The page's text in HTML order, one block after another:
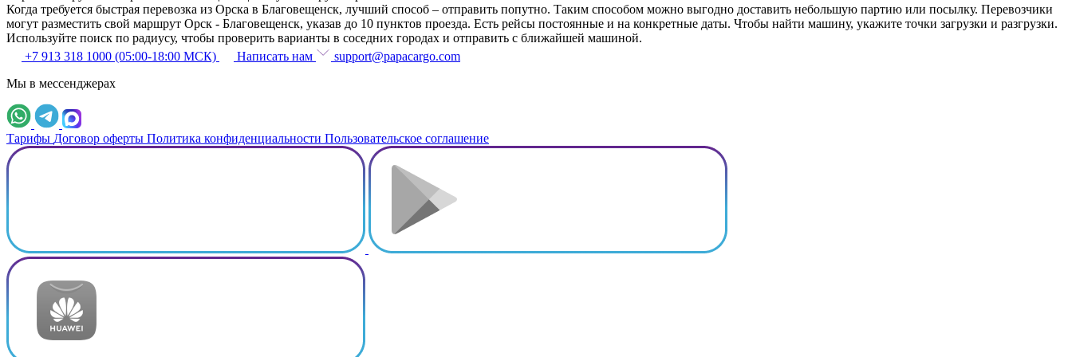
Когда требуется быстрая перевозка из Орска в Благовещенск, лучший способ – отправить попутно. Таким способом можно выгодно доставить небольшую партию или посылку. Перевозчики
могут разместить свой маршрут Орск - Благовещенск, указав до 10 пунктов проезда. Есть рейсы постоянные и на конкретные даты. Чтобы найти машину, укажите точки загрузки и разгрузки.
Используйте поиск по радиусу, чтобы проверить варианты в соседних городах и отправить с ближайшей машиной.
+7 913 318 1000 (05:00-18:00 МСК)
Написать нам
support@papacargo.com
Мы в мессенджерах
Тарифы Договор оферты Политика конфиденциальности Пользовательское соглашение